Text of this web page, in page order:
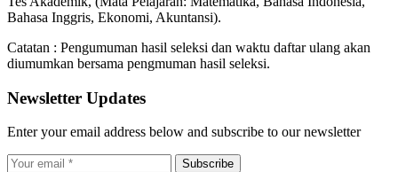
Bahasa Inggris, Ekonomi, Akuntansi).
Catatan : Pengumuman hasil seleksi dan waktu daftar ulang akan
diumumkan bersama pengmuman hasil seleksi.
Newsletter Updates
Enter your email address below and subscribe to our newsletter
Subscribe